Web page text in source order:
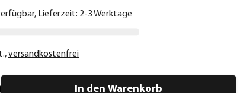
Lieferzeit: 2-3 Werktage
,versandkostenfrei
In den Warenkorb